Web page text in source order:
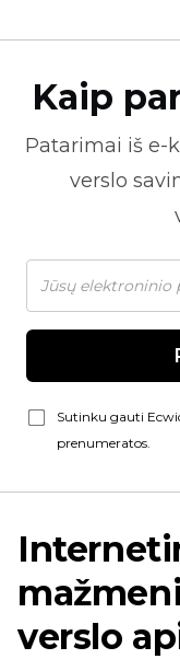
Kaip
Patarimai iš e-
verslo
Sutinku gauti
prenumeratos.
verslo